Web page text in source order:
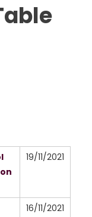
19/11/2021
16/11/2021